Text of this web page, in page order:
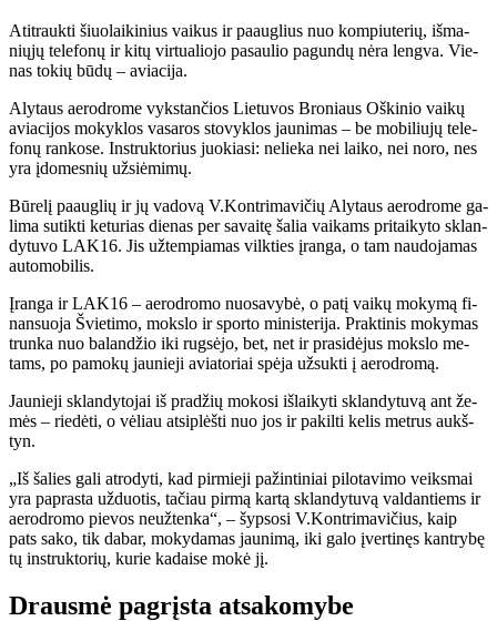
Ati­trauk­ti šiuo­lai­ki­nius vai­kus ir pa­aug­lius nuo kom­piu­te­rių, iš­ma­
nių­jų te­le­fo­nų ir ki­tų vir­tu­a­lio­jo pa­sau­lio pa­gun­dų nė­ra leng­va. Vie­
nas to­kių bū­dų – avia­ci­ja.
Aly­taus ae­ro­dro­me vyks­tan­čios Lie­tu­vos Bro­niaus Oš­ki­nio vai­kų
avia­ci­jos mo­kyk­los va­sa­ros sto­vyk­los jau­ni­mas – be mo­bi­liu­jų te­le­
fo­nų ran­ko­se. In­struk­to­rius juo­kia­si: ne­lie­ka nei lai­ko, nei no­ro, nes
yra įdo­mes­nių už­si­ė­mi­mų.
Bū­re­lį pa­aug­lių ir jų va­do­vą V.Kon­tri­ma­vi­čių Aly­taus ae­ro­dro­me ga­
li­ma su­tik­ti ke­tu­rias die­nas per sa­vai­tę ša­lia vai­kams pri­tai­ky­to sklan­
dy­tu­vo LAK16. Jis už­tem­pia­mas vilk­ties įran­ga, o tam nau­do­ja­mas
au­to­mo­bi­lis.
Įran­ga ir LAK16 – ae­ro­dro­mo nuo­sa­vy­bė, o pa­tį vai­kų mo­ky­mą fi­
nan­suo­ja Švie­ti­mo, moks­lo ir spor­to mi­nis­te­ri­ja. Prak­ti­nis mo­ky­mas
trun­ka nuo ba­lan­džio iki rug­sė­jo, bet, net ir pra­si­dė­jus moks­lo me­
tams, po pa­mo­kų jau­nie­ji avia­to­riai spė­ja už­suk­ti į ae­ro­dro­mą.
Jau­nie­ji sklan­dy­to­jai iš pra­džių mo­ko­si iš­lai­ky­ti sklan­dy­tu­vą ant že­
mės – rie­dė­ti, o vė­liau at­si­plėš­ti nuo jos ir pa­kil­ti ke­lis met­rus aukš­
tyn.
„Iš ša­lies ga­li at­ro­dy­ti, kad pir­mie­ji pa­žin­ti­niai pi­lo­ta­vi­mo veiks­mai
yra pa­pras­ta už­duo­tis, ta­čiau pir­mą kar­tą sklan­dy­tu­vą val­dan­tiems ir
ae­ro­dro­mo pie­vos ne­už­ten­ka“, – šyp­so­si V.Kon­tri­ma­vi­čius, kaip
pats sa­ko, tik da­bar, mo­ky­da­mas jau­ni­mą, iki ga­lo įver­ti­nęs kan­try­bę
tų in­struk­to­rių, ku­rie ka­dai­se mo­kė jį.
Drausmė pagrįsta atsakomybe